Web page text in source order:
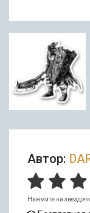
Автор:
Нажмите на